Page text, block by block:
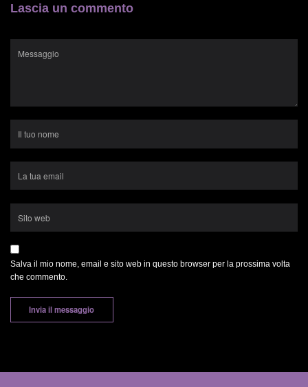
Lascia un commento
Salva il mio nome, email e sito web in questo browser per la prossima volta
che commento.